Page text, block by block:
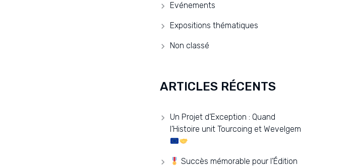
Evénements
Expositions thématiques
Non classé
ARTICLES RÉCENTS
Un Projet d’Exception : Quand
l’Histoire unit Tourcoing et Wevelgem
Succès mémorable pour l’Édition